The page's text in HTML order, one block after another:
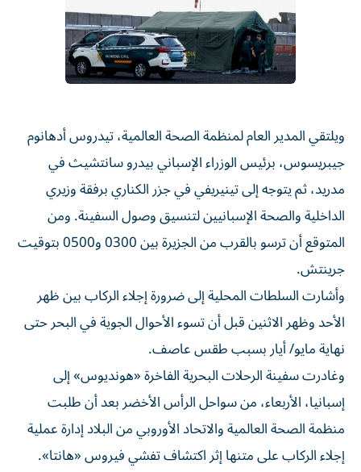
ويلتقي ‌المدير العام لمنظمة الصحة العالمية، تيدروس أدهانوم
جيبريسوس، برئيس الوزراء الإسباني بيدرو ⁠سانتشيث في
مدريد، ثم يتوجه إلى تينيريفي في جزر الكناري برفقة وزيري
الداخلية والصحة الإسبانيين لتنسيق وصول السفينة. ومن
المتوقع أن ترسو بالقرب من الجزيرة بين 0300 و0500 بتوقيت
جرينتش.
وأشارت السلطات المحلية إلى ضرورة إجلاء الركاب بين ظهر
الأحد وظهر الاثنين ​قبل أن تسوء الأحوال الجوية في البحر حتى
نهاية مايو/ أيار ‌بسبب طقس عاصف.
وغادرت سفينة الرحلات البحرية الفاخرة «هونديوس» إلى
إسبانيا، الأربعاء، من سواحل الرأس الأخضر بعد أن طلبت
منظمة الصحة العالمية والاتحاد الأوروبي من ⁠البلاد إدارة عملية
إجلاء الركاب على متنها إثر اكتشاف تفشي فيروس «هانتا».